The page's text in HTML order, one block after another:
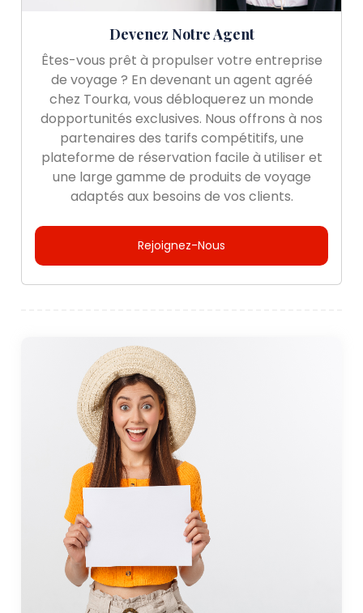
Devenez Notre Agent
Êtes-vous prêt à propulser votre entreprise
de voyage ? En devenant un agent agréé
chez Tourka, vous débloquerez un monde
dopportunités exclusives. Nous offrons à nos
partenaires des tarifs compétitifs, une
plateforme de réservation facile à utiliser et
une large gamme de produits de voyage
adaptés aux besoins de vos clients.
Rejoignez-Nous